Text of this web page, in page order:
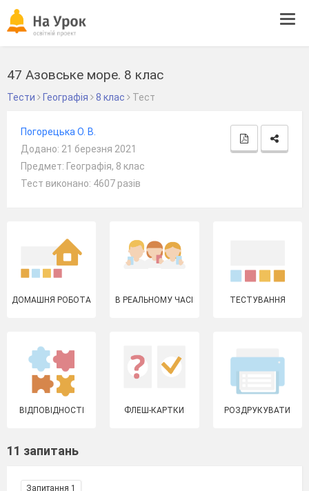
47 Азовське море. 8 клас
Тести Географія 8 клас Тест
Погорецька О. В.
Додано: 21 березня 2021
Предмет: Географія, 8 клас
Тест виконано: 4607 разів
ДОМАШНЯ РОБОТА В РЕАЛЬНОМУ ЧАСІ ТЕСТУВАННЯ
ВІДПОВІДНОСТІ ФЛЕШ-КАРТКИ РОЗДРУКУВАТИ
11 запитань
Запитання 1